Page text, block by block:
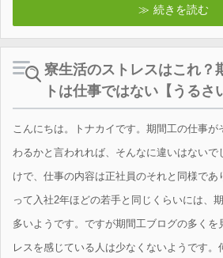
続きを読む
寮生活のストレスはこれ？
トは仕事ではない【うるさ
こんにちは。トナカイです。期間工の仕事
わるかと言われれば、そんなに違いはない
けで、仕事の内容は正社員のそれと同様であ
って入社2年ほどの若手と同じくらいには、
多いようです。ですが期間工ブログの多くを
レスを感じている人は少なくないようです。